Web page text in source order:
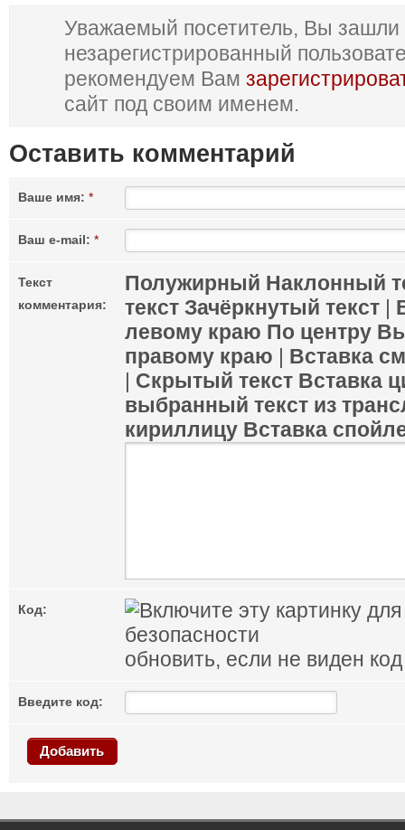
Уважаемый посетитель, Вы зашли
незарегистрированный
рекомендуем Вам
сайт под своим именем.
Оставить комментарий
Ваше имя: *
Ваш e-mail: *
Текст
комментария:
Полужирный Наклонный
текст Зачёркнутый текст |
левому краю По центру
правому краю | Вставка
| Скрытый текст Вставка
выбранный текст из
кириллицу Вставка
Код:
обновить, если не виден код
Введите код:
Добавить